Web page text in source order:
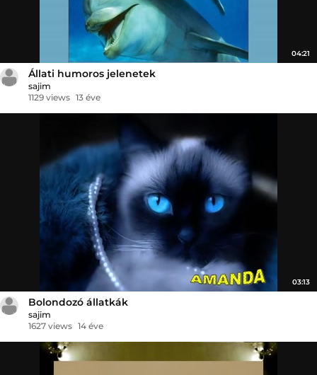
04:21
Állati humoros jelenetek
sajim
1129 views 13 éve
03:13
Bolondozó állatkák
sajim
1627 views 14 éve